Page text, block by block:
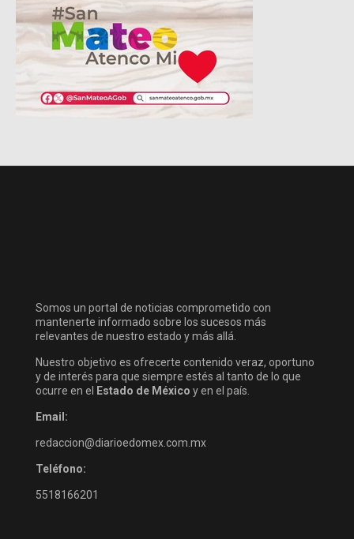
Somos un portal de noticias comprometido con
mantenerte informado sobre los sucesos más
relevantes de nuestro estado y más allá.
Nuestro objetivo es ofrecerte contenido veraz, oportuno
y de interés para que siempre estés al tanto de lo que
ocurre en el
Estado de México y en el país.
Email:
redaccion@diarioedomex.com.mx
Teléfono:
5518166201